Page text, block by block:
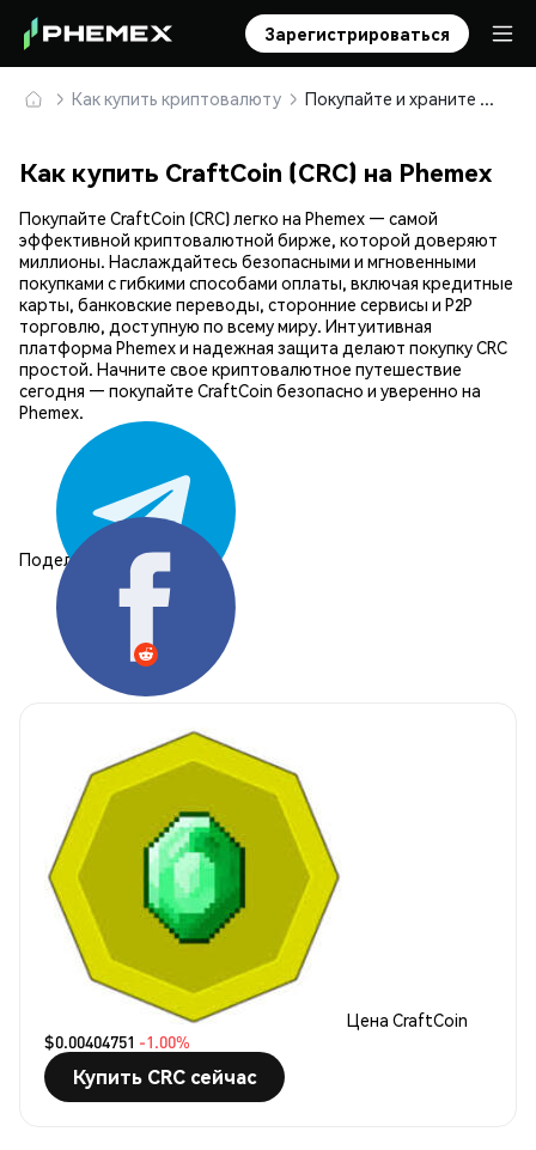
Зарегистрироваться
Как купить криптовалюту Покупайте и храните CraftCoin (CRC) безопасно
Как купить CraftCoin (CRC) на Phemex
Покупайте CraftCoin (CRC) легко на Phemex — самой
эффективной криптовалютной бирже, которой доверяют
миллионы. Наслаждайтесь безопасными и мгновенными
покупками с гибкими способами оплаты, включая кредитные
карты, банковские переводы, сторонние сервисы и P2P
торговлю, доступную по всему миру. Интуитивная
платформа Phemex и надежная защита делают покупку CRC
простой. Начните свое криптовалютное путешествие
сегодня — покупайте CraftCoin безопасно и уверенно на
Phemex.
Поделиться:
Цена CraftCoin
$0.00404751 -1.00%
Купить CRC сейчас